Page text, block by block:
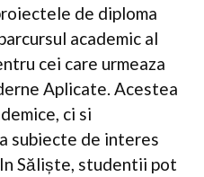
de diploma
academic al
cei care urmeaza
Aplicate. Acestea
ci si
subiecte de interes
Săliște, studentii pot